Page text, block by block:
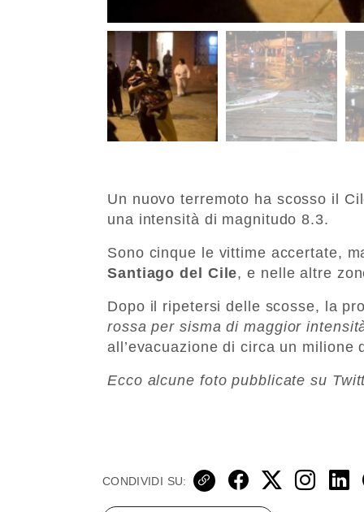
Un nuovo terremoto ha scosso il
una intensità di magnitudo 8.3.
Sono cinque le vittime accertate,
Santiago del Cile, e nelle altre
Dopo il ripetersi delle scosse, la
rossa per sisma di maggior
all’evacuazione di circa un
Ecco alcune foto pubblicate su
CONDIVIDI SU: